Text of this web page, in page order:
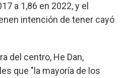
a 1,86 en 2022, y el
intención de tener cayó
del centro, He Dan,
que "la mayoría de los